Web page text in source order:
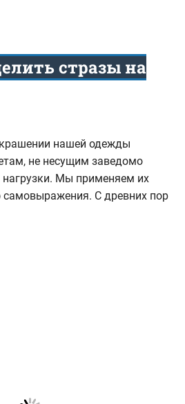
стразы на
нашей одежды
не несущим заведомо
нагрузки. Мы применяем их
самовыражения. С древних пор